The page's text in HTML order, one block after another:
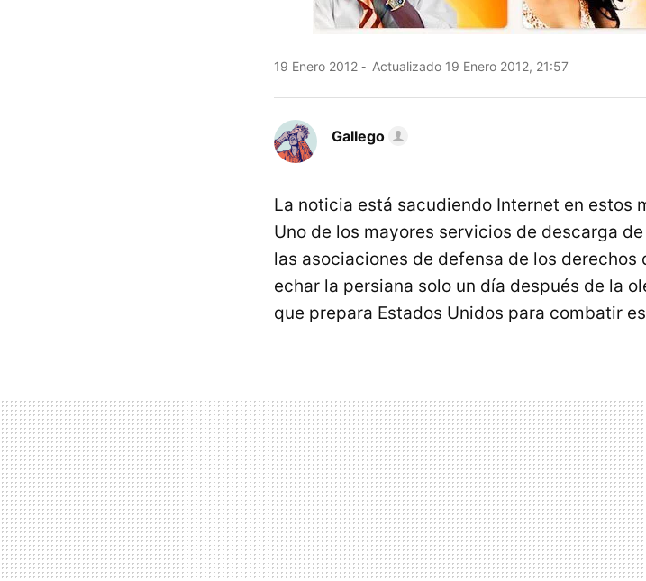
19 Enero 2012 Actualizado 19 Enero 2012, 21:57
Gallego
La noticia está sacudiendo Internet en estos
Uno de los mayores servicios de descarga
las asociaciones de defensa de los derechos
echar la persiana solo un día después de la
que prepara Estados Unidos para combatir